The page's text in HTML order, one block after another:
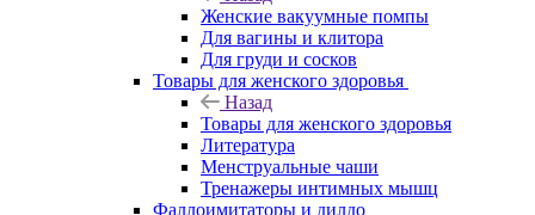
Женские вакуумные помпы
Для вагины и клитора
Для груди и сосков
Товары для женского здоровья
Назад
Товары для женского здоровья
Литература
Менструальные чаши
Тренажеры интимных мышц
Фаллоимитаторы и дилдо